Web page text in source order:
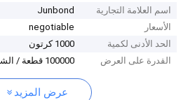
اسم العلامة التجارية
Junbond
الأسعار
negotiable
الحد الأدنى لكمية
1000 كرتون
القدرة على العرض
100000 قطعة / الشهر
عرض المزيد